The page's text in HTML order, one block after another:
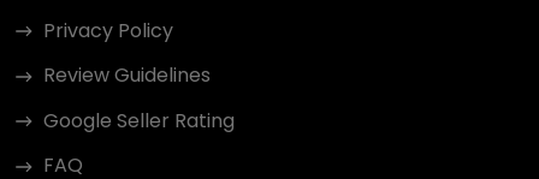
Privacy Policy
Review Guidelines
Google Seller Rating
FAQ